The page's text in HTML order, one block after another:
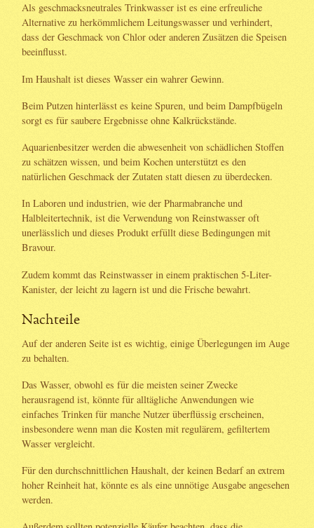
Als geschmacksneutrales Trinkwasser ist es eine erfreuliche
Alternative zu herkömmlichem Leitungswasser und verhindert,
dass der Geschmack von Chlor oder anderen Zusätzen die Speisen
beeinflusst.
Im Haushalt ist dieses Wasser ein wahrer Gewinn.
Beim Putzen hinterlässt es keine Spuren, und beim Dampfbügeln
sorgt es für saubere Ergebnisse ohne Kalkrückstände.
Aquarienbesitzer werden die abwesenheit von schädlichen Stoffen
zu schätzen wissen, und beim Kochen unterstützt es den
natürlichen Geschmack der Zutaten statt diesen zu überdecken.
In Laboren und industrien, wie der Pharmabranche und
Halbleitertechnik, ist die Verwendung von Reinstwasser oft
unerlässlich und dieses Produkt erfüllt diese Bedingungen mit
Bravour.
Zudem kommt das Reinstwasser in einem praktischen 5-Liter-
Kanister, der leicht zu lagern ist und die Frische bewahrt.
Nachteile
Auf der anderen Seite ist es wichtig, einige Überlegungen im Auge
zu behalten.
Das Wasser, obwohl es für die meisten seiner Zwecke
herausragend ist, könnte für alltägliche Anwendungen wie
einfaches Trinken für manche Nutzer überflüssig erscheinen,
insbesondere wenn man die Kosten mit regulärem, gefiltertem
Wasser vergleicht.
Für den durchschnittlichen Haushalt, der keinen Bedarf an extrem
hoher Reinheit hat, könnte es als eine unnötige Ausgabe angesehen
werden.